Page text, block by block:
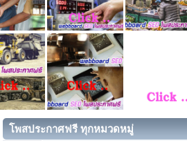
โพสประกาศฟรี ทุกหมวดหมู่